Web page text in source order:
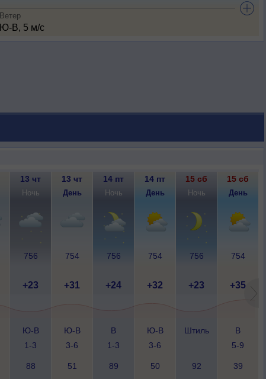
Ветер
Ю-В, 5 м/с
13 чт 13 чт 14 пт 14 пт 15 сб 15 сб
Ночь День Ночь День Ночь День
756 754 756 754 756 754
+23 +31 +24 +32 +23 +35
Ю-В
1-3
Ю-В
3-6
В
1-3
Ю-В
3-6
Штиль
В
5-9
88 51 89 50 92 39